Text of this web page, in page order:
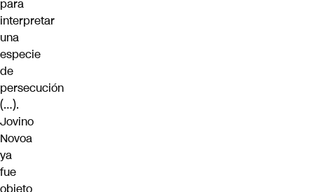
para
interpretar
una
especie
de
persecución
(…).
Jovino
Novoa
ya
fue
objeto